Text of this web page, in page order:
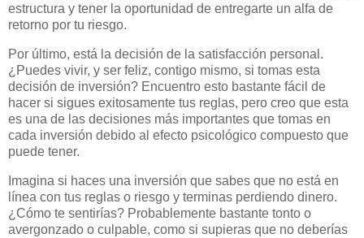
estructura y tener la oportunidad de entregarte un alfa de
retorno por tu riesgo.
Por último, está la decisión de la satisfacción personal.
¿Puedes vivir, y ser feliz, contigo mismo, si tomas esta
decisión de inversión? Encuentro esto bastante fácil de
hacer si sigues exitosamente tus reglas, pero creo que esta
es una de las decisiones más importantes que tomas en
cada inversión debido al efecto psicológico compuesto que
puede tener.
Imagina si haces una inversión que sabes que no está en
línea con tus reglas o riesgo y terminas perdiendo dinero.
¿Cómo te sentirías? Probablemente bastante tonto o
avergonzado o culpable, como si supieras que no deberías